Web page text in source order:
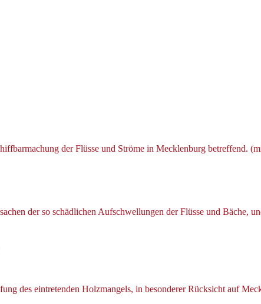
der Flüsse und Ströme in Mecklenburg betreffend.
der so schädlichen Aufschwellungen der Flüsse und Bäche,
des eintretenden Holzmangels, in besonderer Rücksicht auf